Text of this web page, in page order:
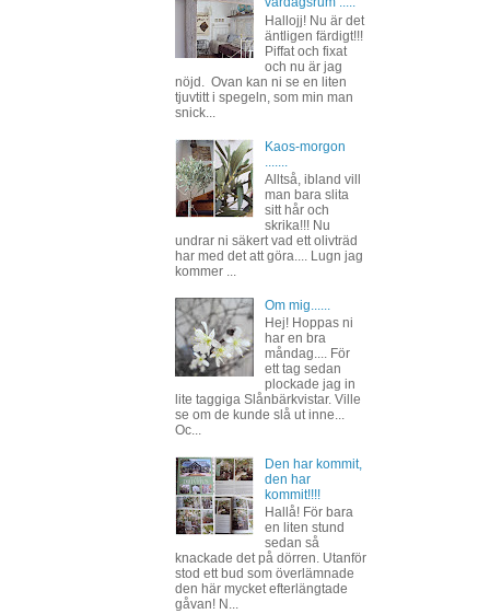
Hallojj! Nu är det
äntligen färdigt!!!
Piffat och fixat
och nu är jag
nöjd. Ovan kan ni se en liten
tjuvtitt i spegeln, som min man
snick...
Kaos-morgon
Alltså, ibland vill
man bara slita
sitt hår och
skrika!!! Nu
undrar ni säkert vad ett olivträd
har med det att göra.... Lugn jag
kommer ...
Om mig......
Hej! Hoppas ni
har en bra
måndag.... För
ett tag sedan
plockade jag in
lite taggiga Slånbärkvistar. Ville
se om de kunde slå ut inne...
Oc...
Den har kommit,
den har
kommit!!!!
Hallå! För bara
en liten stund
sedan så
knackade det på dörren. Utanför
stod ett bud som överlämnade
den här mycket efterlängtade
gåvan! N...